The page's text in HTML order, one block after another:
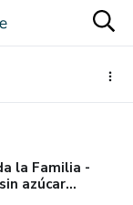
la Familia -
azúcar